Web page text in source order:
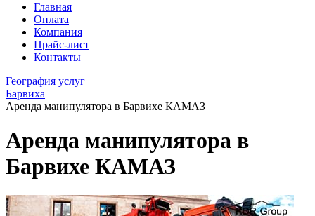
Главная
Оплата
Компания
Прайс-лист
Контакты
География услуг
Барвиха
Аренда манипулятора в Барвихе КАМАЗ
Аренда манипулятора в
Барвихе КАМАЗ